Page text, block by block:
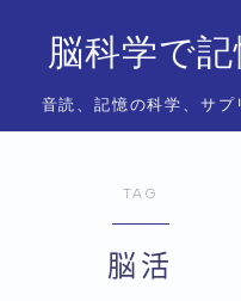
脳科学で
音読、記憶の科学、サプ
TAG
脳活